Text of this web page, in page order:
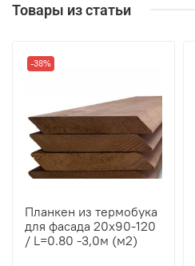
Товары из статьи
-38%
Планкен из термобука
для фасада 20х90-120
/ L=0.80 -3,0м (м2)